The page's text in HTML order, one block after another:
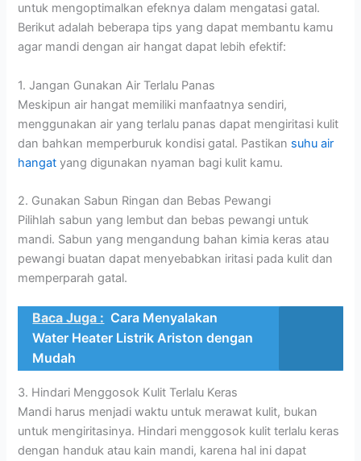
untuk mengoptimalkan efeknya dalam mengatasi gatal.
Berikut adalah beberapa tips yang dapat membantu kamu
agar mandi dengan air hangat dapat lebih efektif:
1. Jangan Gunakan Air Terlalu Panas
Meskipun air hangat memiliki manfaatnya sendiri,
menggunakan air yang terlalu panas dapat mengiritasi kulit
dan bahkan memperburuk kondisi gatal. Pastikan suhu air
hangat yang digunakan nyaman bagi kulit kamu.
2. Gunakan Sabun Ringan dan Bebas Pewangi
Pilihlah sabun yang lembut dan bebas pewangi untuk
mandi. Sabun yang mengandung bahan kimia keras atau
pewangi buatan dapat menyebabkan iritasi pada kulit dan
memperparah gatal.
Baca Juga : Cara Menyalakan
Water Heater Listrik Ariston dengan
Mudah
3. Hindari Menggosok Kulit Terlalu Keras
Mandi harus menjadi waktu untuk merawat kulit, bukan
untuk mengiritasinya. Hindari menggosok kulit terlalu keras
dengan handuk atau kain mandi, karena hal ini dapat